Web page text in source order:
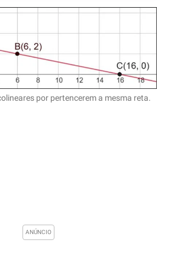
por pertencerem a mesma reta.